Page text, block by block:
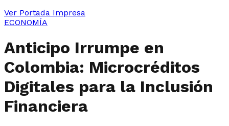
Ver Portada Impresa
ECONOMÍA
Anticipo Irrumpe en
Colombia: Microcréditos
Digitales para la Inclusión
Financiera